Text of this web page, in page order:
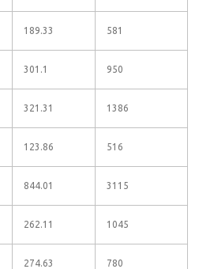
189.33 581
301.1 950
321.31 1386
123.86 516
844.01 3115
262.11 1045
274.63 780